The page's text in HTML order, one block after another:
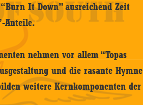
It Down” ausreichend Zeit
Anteile.
nehmen vor allem “Topas
und die rasante Hymne
weitere Kernkomponenten der